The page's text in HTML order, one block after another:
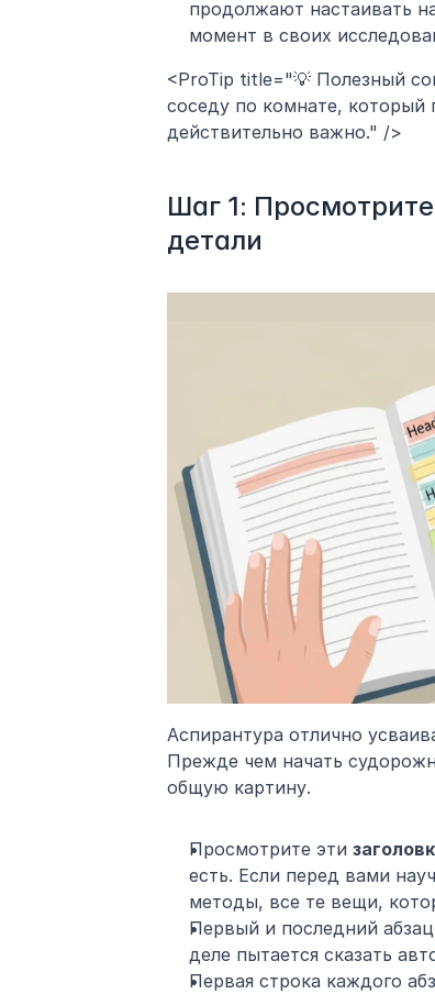
продолжают настаивать
момент в своих
<ProTip title="💡 Полезный
соседу по комнате,
действительно важно." />
Шаг 1: Просмотрите
детали
Аспирантура отлично
Прежде чем начать
общую картину.
Просмотрите эти
есть. Если перед вами
методы, все те вещи,
Первый и последний
деле пытается сказать
Первая строка каждого